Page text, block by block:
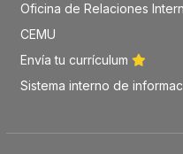
Oficina de Relaciones
CEMU
Envía tu currículum
Sistema interno de